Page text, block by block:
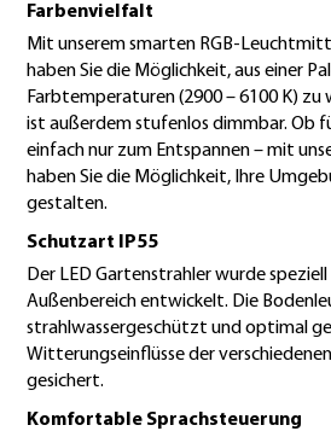
Farbenvielfalt
Mit unserem smarten RGB-
haben Sie die Möglichkeit, aus einer
Farbtemperaturen (2900 – 6100 K) zu
ist außerdem stufenlos dimmbar. Ob
einfach nur zum Entspannen – mit
haben Sie die Möglichkeit, Ihre
gestalten.
Schutzart IP55
Der LED Gartenstrahler wurde
Außenbereich entwickelt. Die
strahlwassergeschützt und optimal
Witterungseinflüsse der
gesichert.
Komfortable Sprachsteuerung